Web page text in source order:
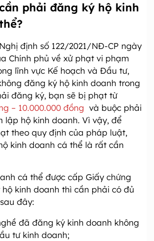
phải đăng ký hộ kinh
định số 122/2021/NĐ-CP ngày
Chính phủ về xử phạt vi phạm
lĩnh vực Kế hoạch và Đầu tư,
đăng ký hộ kinh doanh trong
đăng ký, bạn sẽ bị phạt từ
– 10.000.000 đồng và buộc phải
lập hộ kinh doanh. Vì vậy, để
theo quy định của pháp luật,
kinh doanh cá thể là rất cần
cá thể được cấp Giấy chứng
kinh doanh thì cần phải có đủ
đây:
đã đăng ký kinh doanh không
tư kinh doanh;